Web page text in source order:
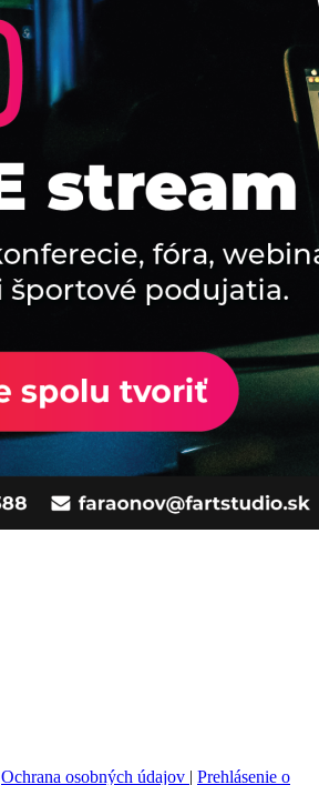
Ochrana osobných údajov | Prehlásenie o